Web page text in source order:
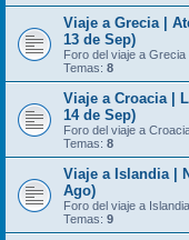
Viaje a Grecia |
13 de Sep)
Foro del viaje a
Temas: 8
Viaje a Croacia |
14 de Sep)
Foro del viaje a
Temas: 8
Viaje a Islandia |
Ago)
Foro del viaje a
Temas: 9